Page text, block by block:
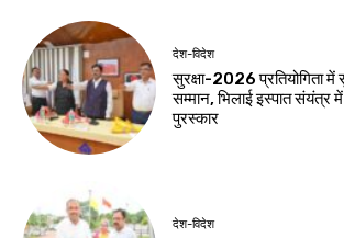
देश-विदेश
सुरक्षा-2026 प्रतियोगिता में
सम्मान, भिलाई इस्पात संयंत्र में
पुरस्कार
देश-विदेश